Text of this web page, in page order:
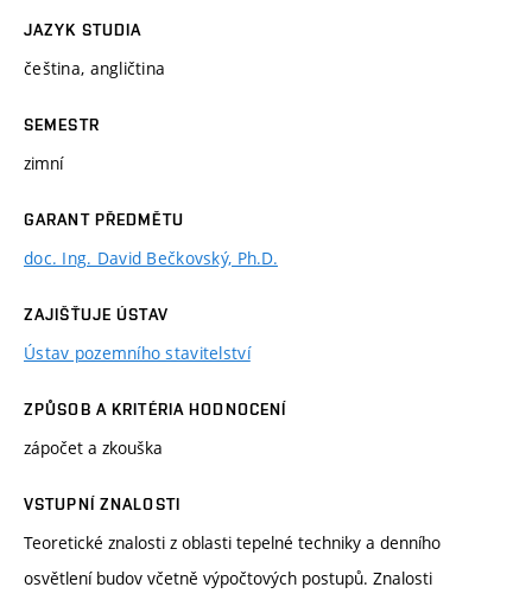
JAZYK STUDIA
čeština, angličtina
SEMESTR
zimní
GARANT PŘEDMĚTU
doc. Ing. David Bečkovský, Ph.D.
ZAJIŠŤUJE ÚSTAV
Ústav pozemního stavitelství
ZPŮSOB A KRITÉRIA HODNOCENÍ
zápočet a zkouška
VSTUPNÍ ZNALOSTI
Teoretické znalosti z oblasti tepelné techniky a denního
osvětlení budov včetně výpočtových postupů. Znalosti